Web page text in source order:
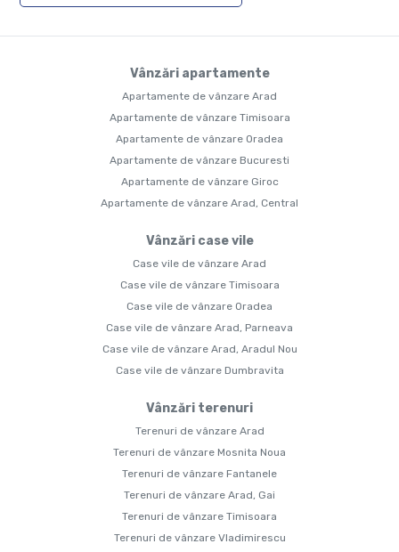
Vânzări apartamente
Apartamente de vânzare Arad
Apartamente de vânzare Timisoara
Apartamente de vânzare Oradea
Apartamente de vânzare Bucuresti
Apartamente de vânzare Giroc
Apartamente de vânzare Arad, Central
Vânzări case vile
Case vile de vânzare Arad
Case vile de vânzare Timisoara
Case vile de vânzare Oradea
Case vile de vânzare Arad, Parneava
Case vile de vânzare Arad, Aradul Nou
Case vile de vânzare Dumbravita
Vânzări terenuri
Terenuri de vânzare Arad
Terenuri de vânzare Mosnita Noua
Terenuri de vânzare Fantanele
Terenuri de vânzare Arad, Gai
Terenuri de vânzare Timisoara
Terenuri de vânzare Vladimirescu